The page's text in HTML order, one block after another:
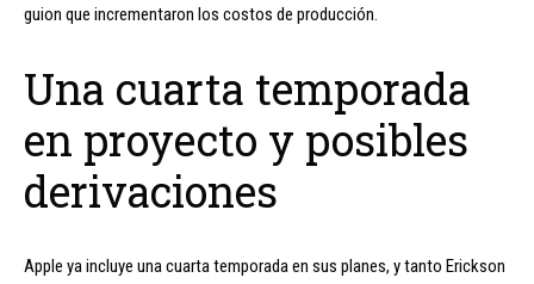
guion que incrementaron los costos de producción.
Una cuarta temporada
en proyecto y posibles
derivaciones
Apple ya incluye una cuarta temporada en sus planes, y tanto Erickson